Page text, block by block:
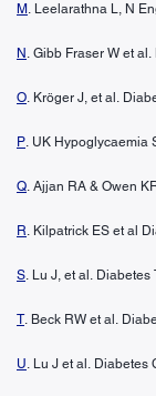
M . Leelarathna L, N
N . Gibb Fraser W et
O. Kröger J, et al.
P. UK Hypoglycaemia
Q. Ajjan RA & Owen
R. Kilpatrick ES et al
S. Lu J, et al.
T. Beck RW et al.
U. Lu J et al. Diabetes